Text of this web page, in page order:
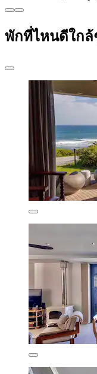
พักที่ไหนดีใกล้